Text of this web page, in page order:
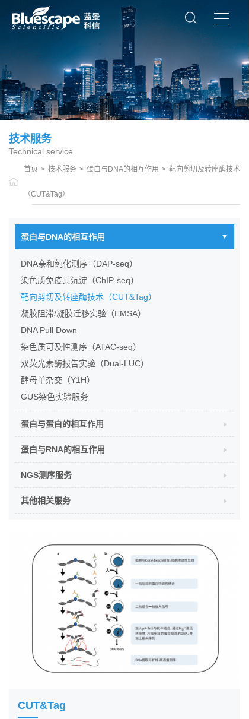
技术服务
Technical service
首页 > 技术服务 > 蛋白与DNA的相互作用 > 靶向剪切及转座酶技术
（CUT&Tag）
蛋白与DNA的相互作用
DNA亲和纯化测序（DAP-seq）
染色质免疫共沉淀（ChIP-seq）
靶向剪切及转座酶技术（CUT&Tag）
凝胶阻滞/凝胶迁移实验（EMSA）
DNA Pull Down
染色质可及性测序（ATAC-seq）
双荧光素酶报告实验（Dual-LUC）
酵母单杂交（Y1H）
GUS染色实验服务
蛋白与蛋白的相互作用
蛋白与RNA的相互作用
NGS测序服务
其他相关服务
CUT&Tag